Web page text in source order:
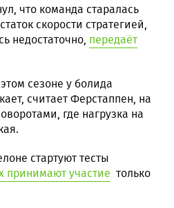
что команда старалась
скорости стратегией,
недостаточно, передаёт
сезоне у болида
считает Ферстаппен, на
где нагрузка на
стартуют тесты
принимают участие только